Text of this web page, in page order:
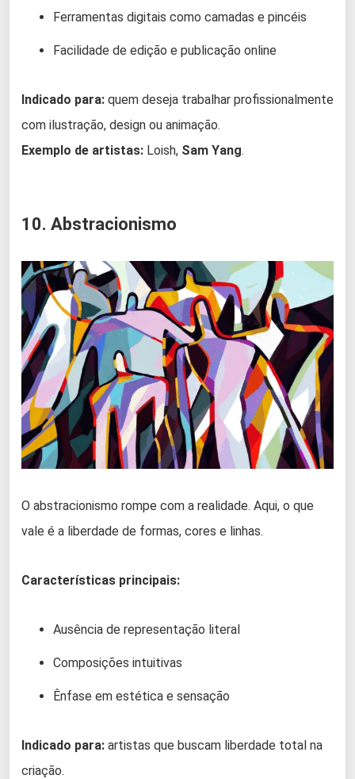
Ferramentas digitais como camadas e pincéis
Facilidade de edição e publicação online
Indicado para: quem deseja trabalhar profissionalmente
com ilustração, design ou animação.
Exemplo de artistas: Loish, Sam Yang.
10. Abstracionismo
O abstracionismo rompe com a realidade. Aqui, o que
vale é a liberdade de formas, cores e linhas.
Características principais:
Ausência de representação literal
Composições intuitivas
Ênfase em estética e sensação
Indicado para: artistas que buscam liberdade total na
criação.